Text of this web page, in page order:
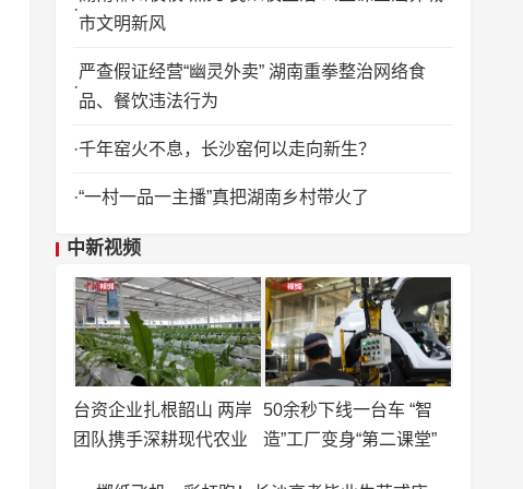
市文明新风
严查假证经营“幽灵外卖” 湖南重拳整治网络食
品、餐饮违法行为
千年窑火不息，长沙窑何以走向新生？
“一村一品一主播”真把湖南乡村带火了
中新视频
台资企业扎根韶山 两岸
团队携手深耕现代农业
50余秒下线一台车 “智
造”工厂变身“第二课堂”